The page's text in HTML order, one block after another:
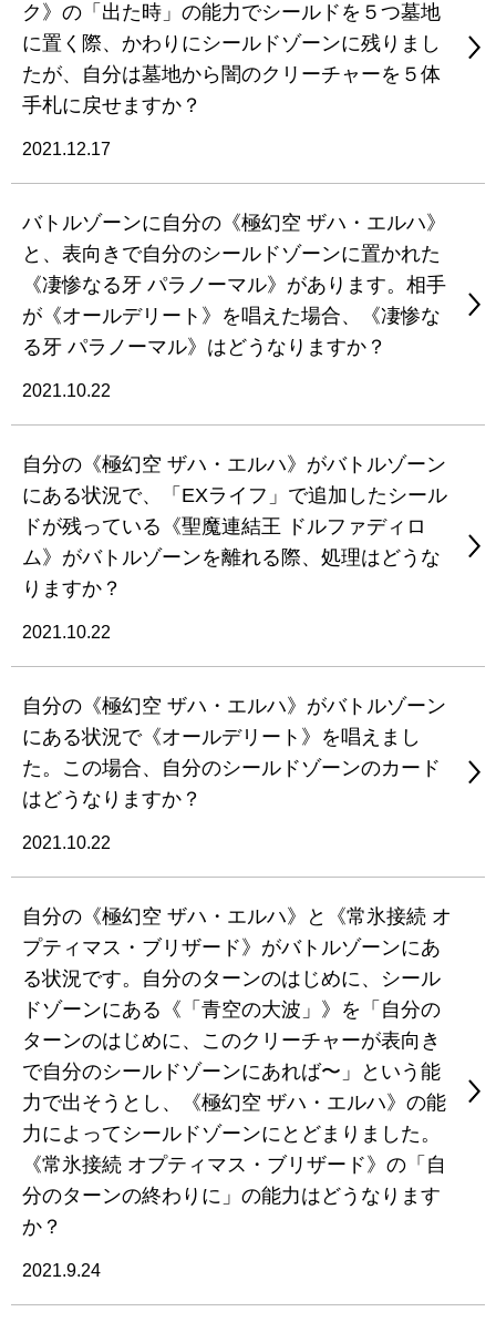
ク》の「出た時」の能力でシールドを５つ墓地
に置く際、かわりにシールドゾーンに残りまし
たが、自分は墓地から闇のクリーチャーを５体
手札に戻せますか？
2021.12.17
バトルゾーンに自分の《極幻空 ザハ・エルハ》
と、表向きで自分のシールドゾーンに置かれた
《凄惨なる牙 パラノーマル》があります。相手
が《オールデリート》を唱えた場合、《凄惨な
る牙 パラノーマル》はどうなりますか？
2021.10.22
自分の《極幻空 ザハ・エルハ》がバトルゾーン
にある状況で、「EXライフ」で追加したシール
ドが残っている《聖魔連結王 ドルファディロ
ム》がバトルゾーンを離れる際、処理はどうな
りますか？
2021.10.22
自分の《極幻空 ザハ・エルハ》がバトルゾーン
にある状況で《オールデリート》を唱えまし
た。この場合、自分のシールドゾーンのカード
はどうなりますか？
2021.10.22
自分の《極幻空 ザハ・エルハ》と《常氷接続 オ
プティマス・ブリザード》がバトルゾーンにあ
る状況です。自分のターンのはじめに、シール
ドゾーンにある《「青空の大波」》を「自分の
ターンのはじめに、このクリーチャーが表向き
で自分のシールドゾーンにあれば〜」という能
力で出そうとし、《極幻空 ザハ・エルハ》の能
力によってシールドゾーンにとどまりました。
《常氷接続 オプティマス・ブリザード》の「自
分のターンの終わりに」の能力はどうなります
か？
2021.9.24